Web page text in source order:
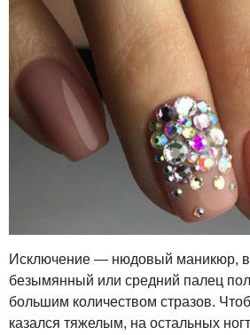
Исключение — нюдовый маникюр, в
безымянный или средний палец
большим количеством стразов.
казался тяжелым, на остальных